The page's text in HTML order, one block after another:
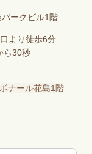
ークビル1階
より徒歩6分
ら30秒
ナール花島1階